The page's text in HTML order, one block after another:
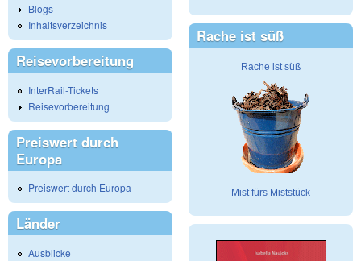
Blogs
Inhaltsverzeichnis
Reisevorbereitung
InterRail-Tickets
Reisevorbereitung
Preiswert durch
Europa
Preiswert durch Europa
Länder
Ausblicke
Rache ist süß
Rache ist süß
Mist fürs Miststück